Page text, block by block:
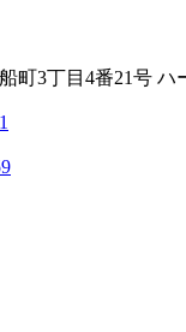
町3丁目4番21号 ハ